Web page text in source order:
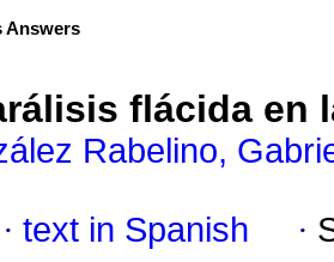
Answers
flácida en
Rabelino,
· text in Spanish ·